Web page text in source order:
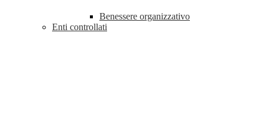
Benessere organizzativo
Enti controllati